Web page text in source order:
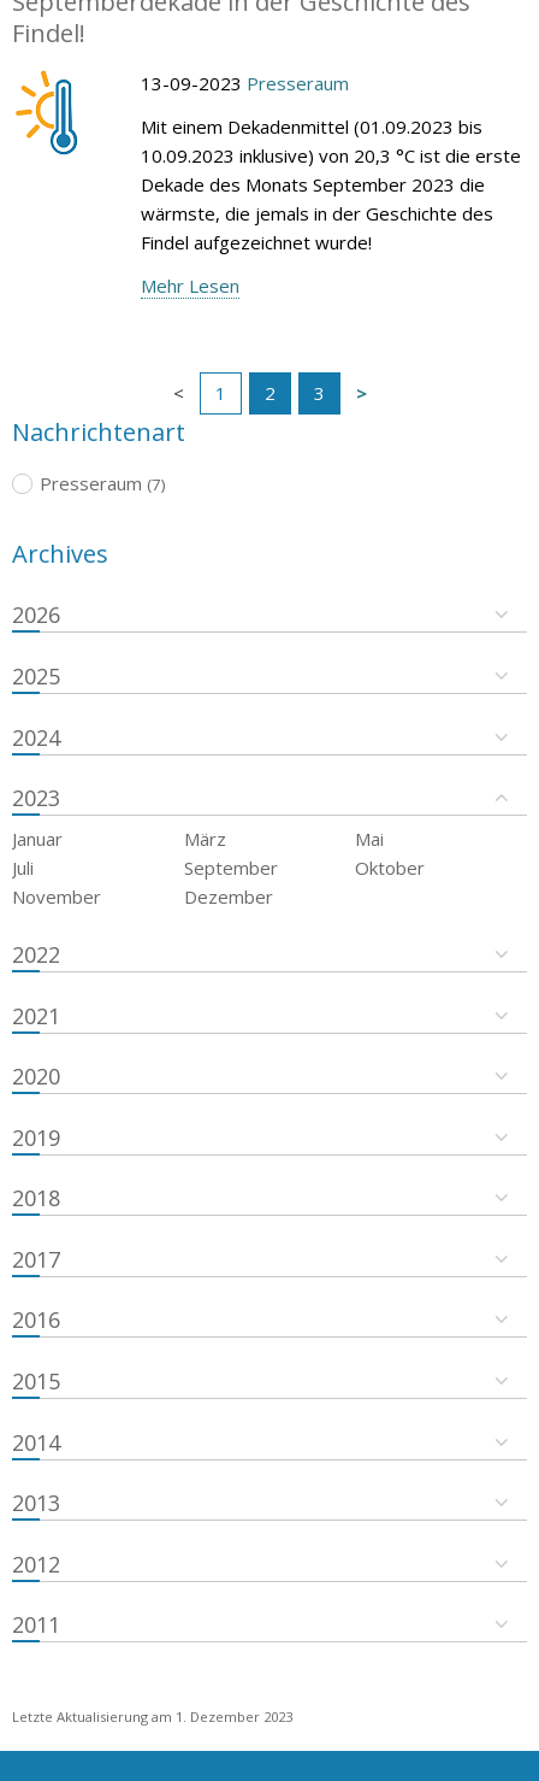
Findel!
13-09-2023 Presseraum
Mit einem Dekadenmittel (01.09.2023 bis
10.09.2023 inklusive) von 20,3 °C ist die erste
Dekade des Monats September 2023 die
wärmste, die jemals in der Geschichte des
Findel aufgezeichnet wurde!
Mehr Lesen
1 2 3
Nachrichtenart
Presseraum (7)
Archives
2026
2025
2024
2023
Januar März
Mai
Juli
September
Oktober
November
Dezember
2022
2021
2020
2019
2018
2017
2016
2015
2014
2013
2012
2011
Letzte Aktualisierung am 1. Dezember 2023